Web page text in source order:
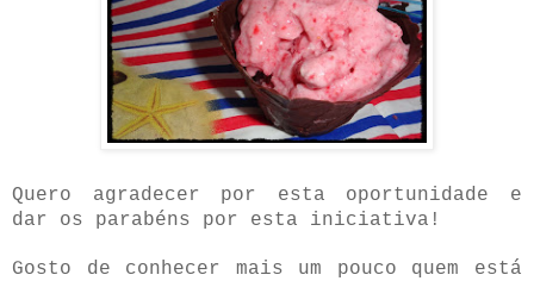
Quero agradecer por esta oportunidade e
dar os parabéns por esta iniciativa!
Gosto de conhecer mais um pouco quem está